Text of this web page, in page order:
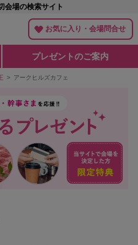
会場の検索サイト
お気に入り・会場問合せ
プレゼントのご案内
アークヒルズカフェ